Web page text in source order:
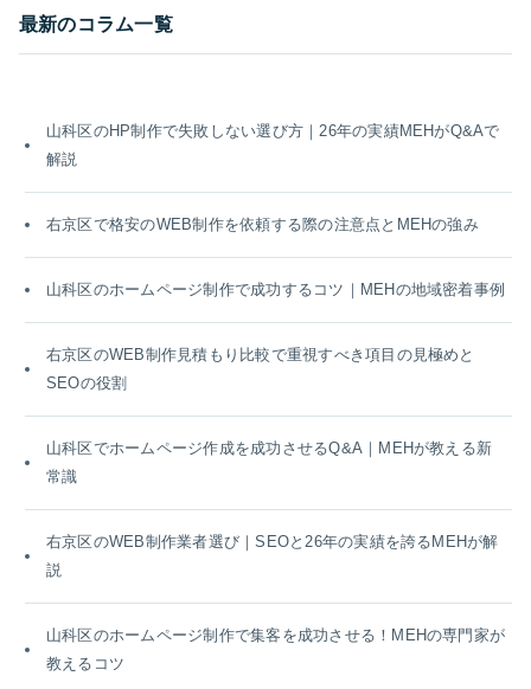
最新のコラム一覧
山科区のHP制作で失敗しない選び方｜26年の実績MEHがQ&Aで
解説
右京区で格安のWEB制作を依頼する際の注意点とMEHの強み
山科区のホームページ制作で成功するコツ｜MEHの地域密着事例
右京区のWEB制作見積もり比較で重視すべき項目の見極めと
SEOの役割
山科区でホームページ作成を成功させるQ&A｜MEHが教える新
常識
右京区のWEB制作業者選び｜SEOと26年の実績を誇るMEHが解
説
山科区のホームページ制作で集客を成功させる！MEHの専門家が
教えるコツ